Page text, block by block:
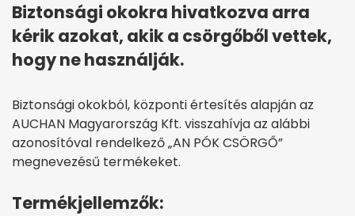
Biztonsági okokra hivatkozva arra
kérik azokat, akik a csörgőből vettek,
hogy ne használják.
Biztonsági okokból, központi értesítés alapján az
AUCHAN Magyarország Kft. visszahívja az alábbi
azonosítóval rendelkező „AN PÓK CSÖRGŐ”
megnevezésű termékeket.
Termékjellemzők: